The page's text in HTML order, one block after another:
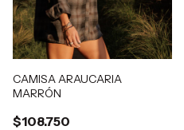
CAMISA ARAUCARIA
MARRÓN
$108.750